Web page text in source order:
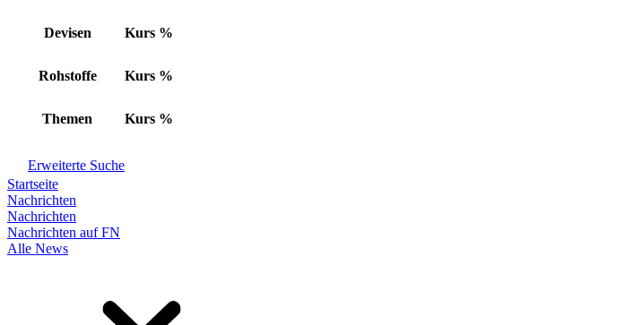
Devisen Kurs %
Rohstoffe Kurs %
Themen Kurs %
Erweiterte Suche
Startseite
Nachrichten
Nachrichten
Nachrichten auf FN
Alle News